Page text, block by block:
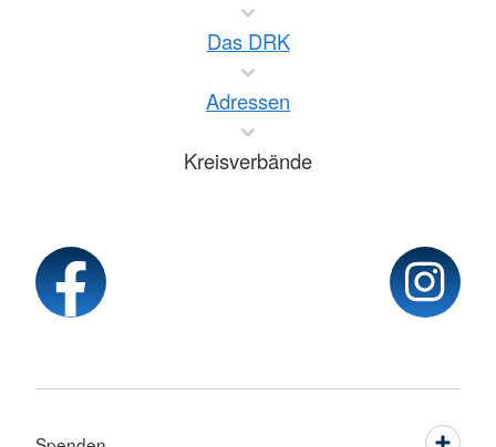
Das DRK
Adressen
Kreisverbände